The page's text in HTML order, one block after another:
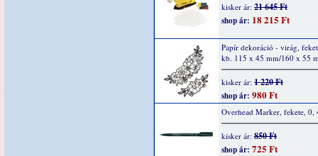
kisker ár: 21 645 Ft
shop ár: 18 215 Ft
Papír dekoráció - virág,
kb. 115 x 45 mm/160 x 55
kisker ár: 1 220 Ft
shop ár: 980 Ft
Overhead Marker, fekete, 0,
kisker ár: 850 Ft
shop ár: 725 Ft